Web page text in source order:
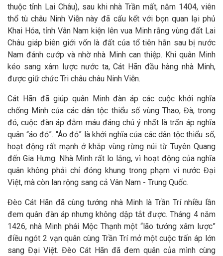
thuộc tỉnh Lai Châu), sau khi nhà Trần mất, năm 1404, viên
thổ tù châu Ninh Viễn này đã cấu kết với bọn quan lại phủ
Khai Hóa, tỉnh Vân Nam kiện lên vua Minh rằng vùng đất Lai
Châu giáp biên giới vốn là đất của tổ tiên hắn sau bị nước
Nam đánh cướp và nhờ nhà Minh can thiệp. Khi quân Minh
kéo sang xâm lược nước ta, Cát Hãn đầu hàng nhà Minh,
được giữ chức Tri châu châu Ninh Viễn.
Cát Hãn đã giúp quân Minh đàn áp các cuộc khởi nghĩa
chống Minh của các dân tộc thiểu số vùng Thao, Đà, trong
đó, cuộc đàn áp đẫm máu đáng chú ý nhất là trấn áp nghĩa
quân “áo đỏ”. “Áo đỏ” là khởi nghĩa của các dân tộc thiểu số,
hoạt động rất mạnh ở khắp vùng rừng núi từ Tuyên Quang
đến Gia Hưng. Nhà Minh rất lo lắng, vì hoạt động của nghĩa
quân không phải chỉ đóng khung trong phạm vi nước Đại
Việt, mà còn lan rộng sang cả Vân Nam - Trung Quốc.
Đèo Cát Hãn đã cùng tướng nhà Minh là Trần Trí nhiều lần
đem quân đàn áp nhưng không dập tắt được. Tháng 4 năm
1426, nhà Minh phái Mộc Thạnh một “lão tướng xâm lược”
điều ngót 2 vạn quân cùng Trần Trí mở một cuộc trấn áp lớn
sang Đại Việt. Đèo Cát Hãn đã đem quân của mình cùng